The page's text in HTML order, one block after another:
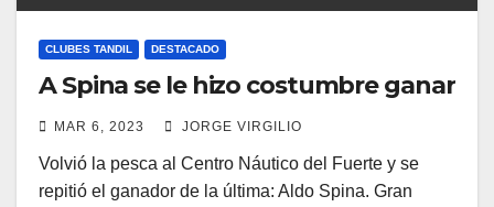
CLUBES TANDIL DESTACADO
A Spina se le hizo costumbre ganar
MAR 6, 2023 JORGE VIRGILIO
Volvió la pesca al Centro Náutico del Fuerte y se
repitió el ganador de la última: Aldo Spina. Gran